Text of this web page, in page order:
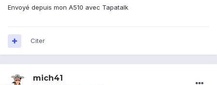
Envoyé depuis mon A510 avec Tapatalk
Citer
mich41